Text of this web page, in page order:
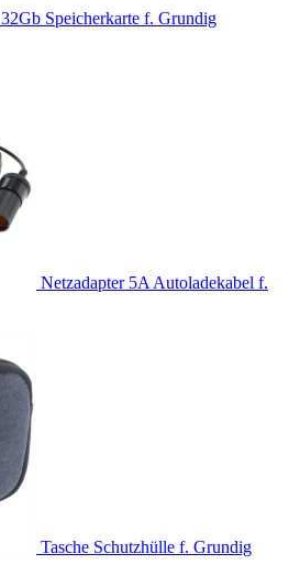
32Gb Speicherkarte f. Grundig
Netzadapter 5A Autoladekabel f.
Tasche Schutzhülle f. Grundig